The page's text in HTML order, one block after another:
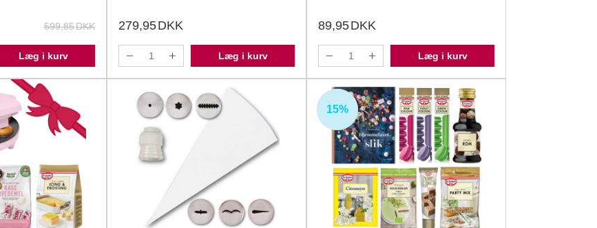
599,85DKK
Læg i kurv
279,95DKK
Læg i kurv
89,95DKK
Læg i kurv
UDSOLGT
15%